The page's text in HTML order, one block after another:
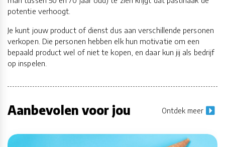
potentie verhoogt.
Je kunt jouw product of dienst dus aan verschillende personen
verkopen. Die personen hebben elk hun motivatie om een
bepaald product wel of niet te kopen, en daar kun jij als bedrijf
op inspelen.
Aanbevolen voor jou Ontdek meer